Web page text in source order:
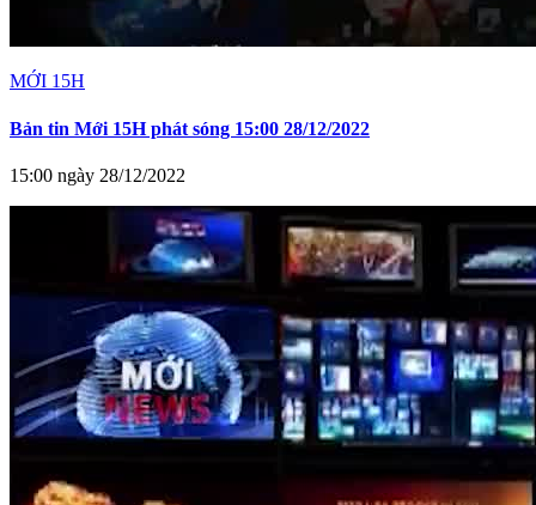
MỚI 15H
Bản tin Mới 15H phát sóng 15:00 28/12/2022
15:00 ngày 28/12/2022